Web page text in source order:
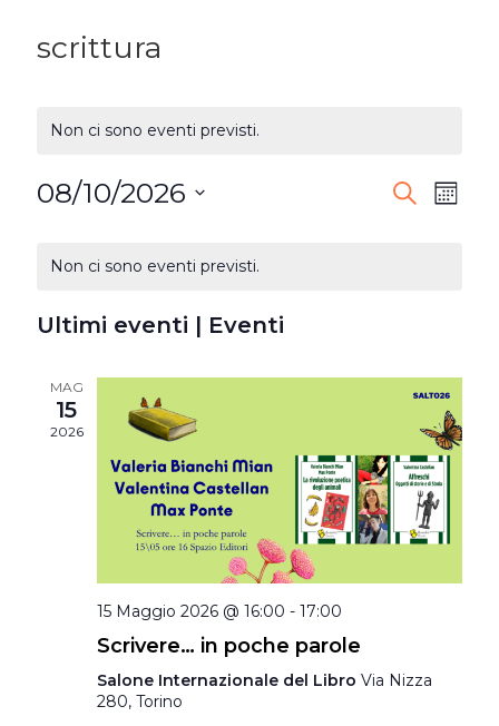
scrittura
Non ci sono eventi previsti.
EVENTI
CercaMese
08/10/2026
laCALENDARIO
EVENTI
Non ci sono eventi previsti.
Ultimi eventi | Eventi
MAG
15
2026
15 Maggio 2026 @ 16:00 - 17:00
Scrivere… in poche parole
Salone Internazionale del Libro Via Nizza
280, Torino